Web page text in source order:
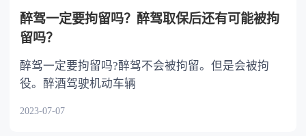
醉驾一定要拘留吗？醉驾取保后还有可能被拘
留吗？
醉驾一定要拘留吗?醉驾不会被拘留。但是会被拘
役。醉酒驾驶机动车辆
2023-07-07